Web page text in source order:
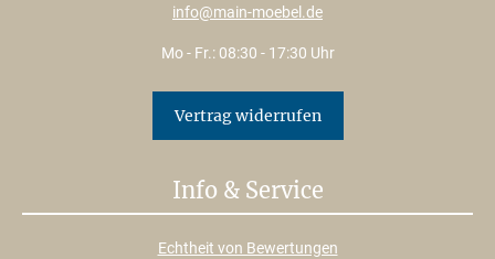
info@main-moebel.de
Mo - Fr.: 08:30 - 17:30 Uhr
Vertrag widerrufen
Info & Service
Echtheit von Bewertungen